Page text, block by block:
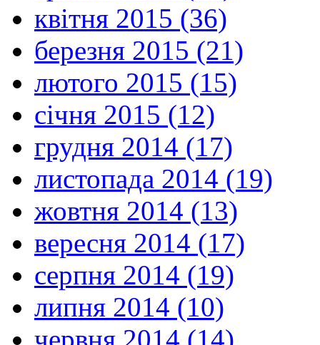
квітня 2015 (36)
березня 2015 (21)
лютого 2015 (15)
січня 2015 (12)
грудня 2014 (17)
листопада 2014 (19)
жовтня 2014 (13)
вересня 2014 (17)
серпня 2014 (19)
липня 2014 (10)
червня 2014 (14)